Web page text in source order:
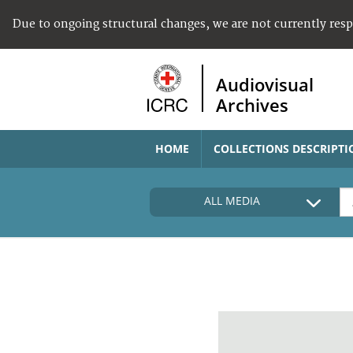
Due to ongoing structural changes, we are not currently
Audiovisual
Archives
HOME COLLECTIONS
ALL MEDIA